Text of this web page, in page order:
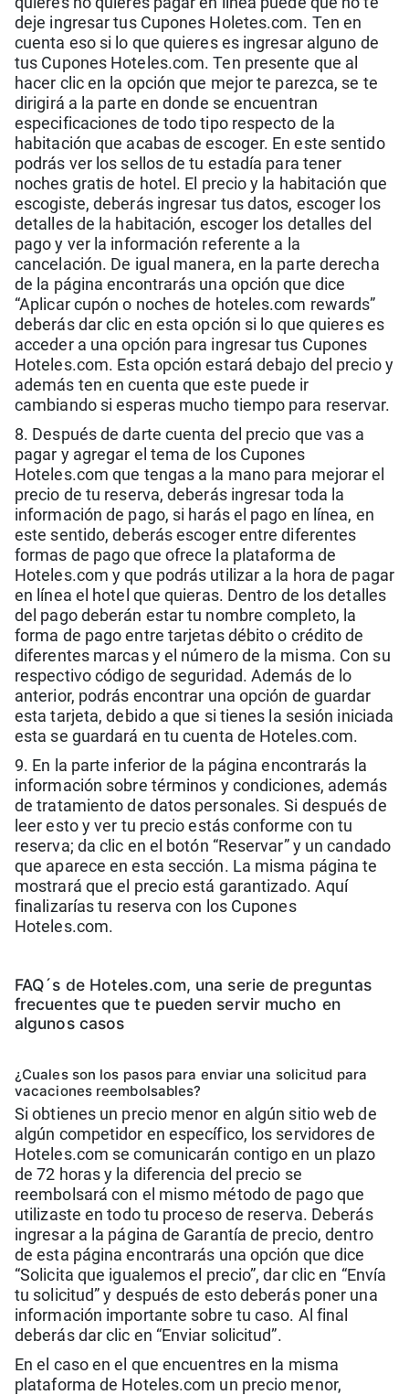
deje ingresar tus Cupones Holetes.com. Ten en
cuenta eso si lo que quieres es ingresar alguno de
tus Cupones Hoteles.com. Ten presente que al
hacer clic en la opción que mejor te parezca, se te
dirigirá a la parte en donde se encuentran
especificaciones de todo tipo respecto de la
habitación que acabas de escoger. En este sentido
podrás ver los sellos de tu estadía para tener
noches gratis de hotel. El precio y la habitación que
escogiste, deberás ingresar tus datos, escoger los
detalles de la habitación, escoger los detalles del
pago y ver la información referente a la
cancelación. De igual manera, en la parte derecha
de la página encontrarás una opción que dice
“Aplicar cupón o noches de hoteles.com rewards”
deberás dar clic en esta opción si lo que quieres es
acceder a una opción para ingresar tus Cupones
Hoteles.com. Esta opción estará debajo del precio y
además ten en cuenta que este puede ir
cambiando si esperas mucho tiempo para reservar.
8. Después de darte cuenta del precio que vas a
pagar y agregar el tema de los Cupones
Hoteles.com que tengas a la mano para mejorar el
precio de tu reserva, deberás ingresar toda la
información de pago, si harás el pago en línea, en
este sentido, deberás escoger entre diferentes
formas de pago que ofrece la plataforma de
Hoteles.com y que podrás utilizar a la hora de pagar
en línea el hotel que quieras. Dentro de los detalles
del pago deberán estar tu nombre completo, la
forma de pago entre tarjetas débito o crédito de
diferentes marcas y el número de la misma. Con su
respectivo código de seguridad. Además de lo
anterior, podrás encontrar una opción de guardar
esta tarjeta, debido a que si tienes la sesión iniciada
esta se guardará en tu cuenta de Hoteles.com.
9. En la parte inferior de la página encontrarás la
información sobre términos y condiciones, además
de tratamiento de datos personales. Si después de
leer esto y ver tu precio estás conforme con tu
reserva; da clic en el botón “Reservar” y un candado
que aparece en esta sección. La misma página te
mostrará que el precio está garantizado. Aquí
finalizarías tu reserva con los Cupones
Hoteles.com.
FAQ´s de Hoteles.com, una serie de preguntas
frecuentes que te pueden servir mucho en
algunos casos
¿Cuales son los pasos para enviar una solicitud para
vacaciones reembolsables?
Si obtienes un precio menor en algún sitio web de
algún competidor en específico, los servidores de
Hoteles.com se comunicarán contigo en un plazo
de 72 horas y la diferencia del precio se
reembolsará con el mismo método de pago que
utilizaste en todo tu proceso de reserva. Deberás
ingresar a la página de Garantía de precio, dentro
de esta página encontrarás una opción que dice
“Solicita que igualemos el precio”, dar clic en “Envía
tu solicitud” y después de esto deberás poner una
información importante sobre tu caso. Al final
deberás dar clic en “Enviar solicitud”.
En el caso en el que encuentres en la misma
plataforma de Hoteles.com un precio menor,